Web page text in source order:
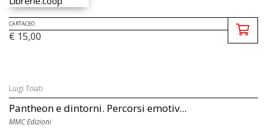
CARTACEO
€ 15,00
Luigi Toiati
Pantheon e dintorni. Percorsi emotiv...
MMC Edizioni